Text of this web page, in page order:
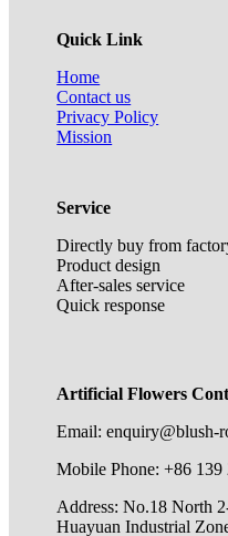
Quick Link
Home
Contact us
Privacy Policy
Mission
Service
Directly buy from
Product design
After-sales service
Quick response
Artificial Flowers
Email: enquiry@blush-
Mobile Phone: +86 139
Address: No.18 North
Huayuan Industrial